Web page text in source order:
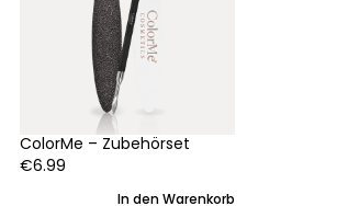
ColorMe – Zubehörset
€6.99
In den Warenkorb